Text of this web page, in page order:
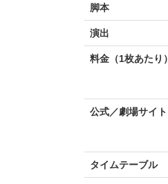
脚本
演出
料金（1枚あたり）
公式／劇場サイト
タイムテーブル